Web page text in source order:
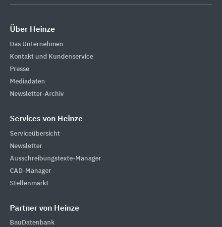
Über Heinze
Das Unternehmen
Kontakt und Kundenservice
Presse
Mediadaten
Newsletter-Archiv
Services von Heinze
Serviceübersicht
Newsletter
Ausschreibungstexte-Manager
CAD-Manager
Stellenmarkt
Partner von Heinze
BauDatenbank